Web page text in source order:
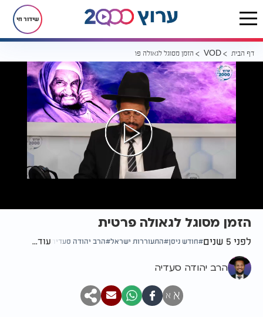
שידור חי
דף הבית VOD הזמן מסוגל לגאולה פרטית
הזמן מסוגל לגאולה פרטית
לפני 5 שנים חודש ניסן התעוררות ישראל הרב יהודה סעדיה עוד...
הרב יהודה סעדיה
א א